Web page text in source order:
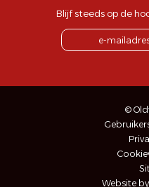
Blijf steeds op de
©
Website